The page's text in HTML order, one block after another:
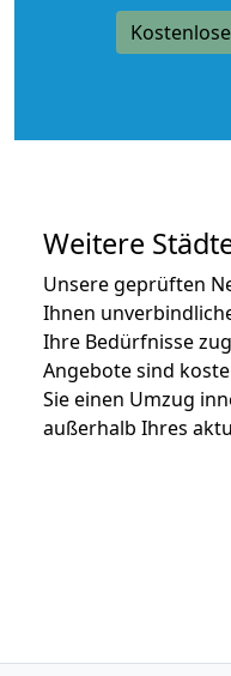
Weitere
Unsere geprüften
Ihnen
Ihre Bedürfnisse
Angebote sind
Sie einen Umzug
außerhalb Ihres